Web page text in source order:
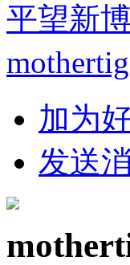
平望新
加为
发送